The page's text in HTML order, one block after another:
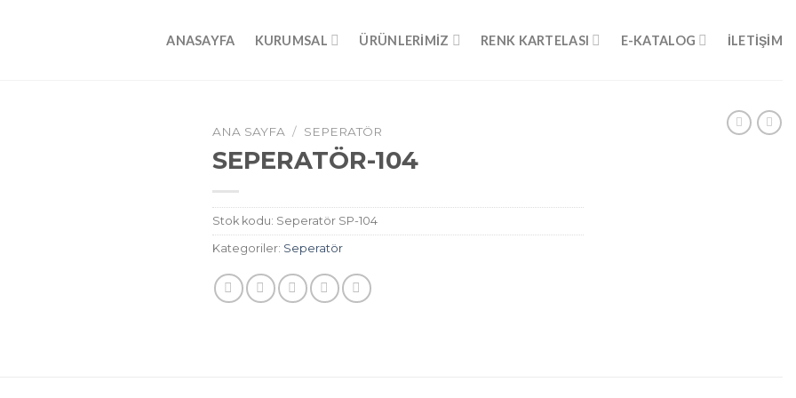
ANASAYFA KURUMSAL ÜRÜNLERIMIZ RENK KARTELASI E-KATALOG İLETIŞIM
ANA SAYFA / SEPERATÖR
SEPERATÖR-104
Stok kodu: Seperatör SP-104
Kategoriler: Seperatör